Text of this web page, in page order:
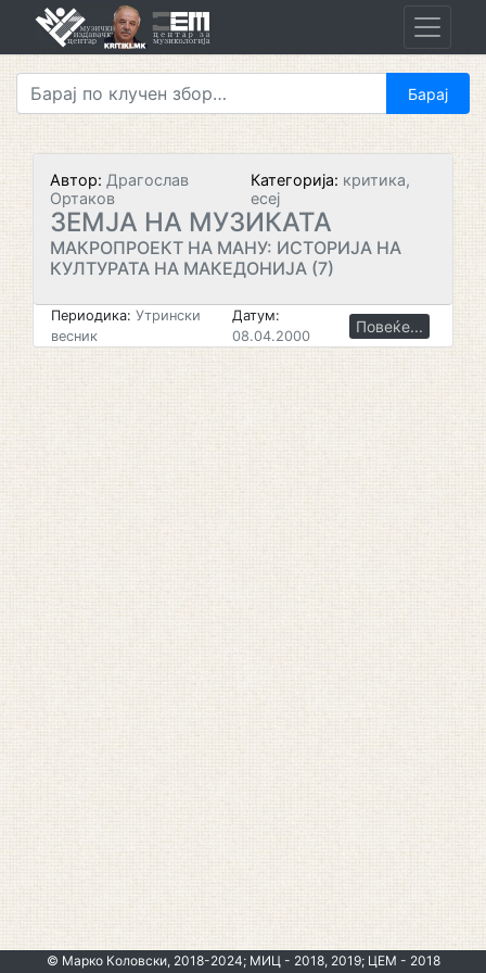
Автор: Драгослав
Ортаков
Категорија: критика,
есеј
ЗЕМЈА НА МУЗИКАТА
МАКРОПРОЕКТ НА МАНУ: ИСТОРИЈА НА
КУЛТУРАТА НА МАКЕДОНИЈА (7)
Периодика: Утрински
весник
Датум:
08.04.2000
Повеќе...
© Марко Коловски, 2018-2024; МИЦ - 2018, 2019; ЦЕМ - 2018